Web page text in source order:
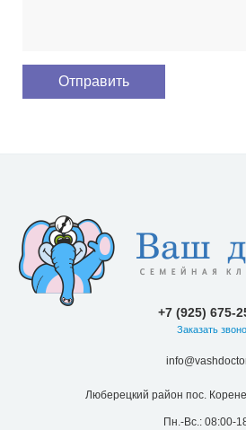
+7 (925) 675-
Заказать
Люберецкий район пос.
Пн.-Вс.: 08:00-